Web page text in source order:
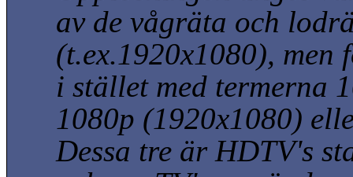
av de vågräta och
(t.ex.1920x1080), men
i stället med termerna
1080p (1920x1080)
Dessa tre är HDTV's